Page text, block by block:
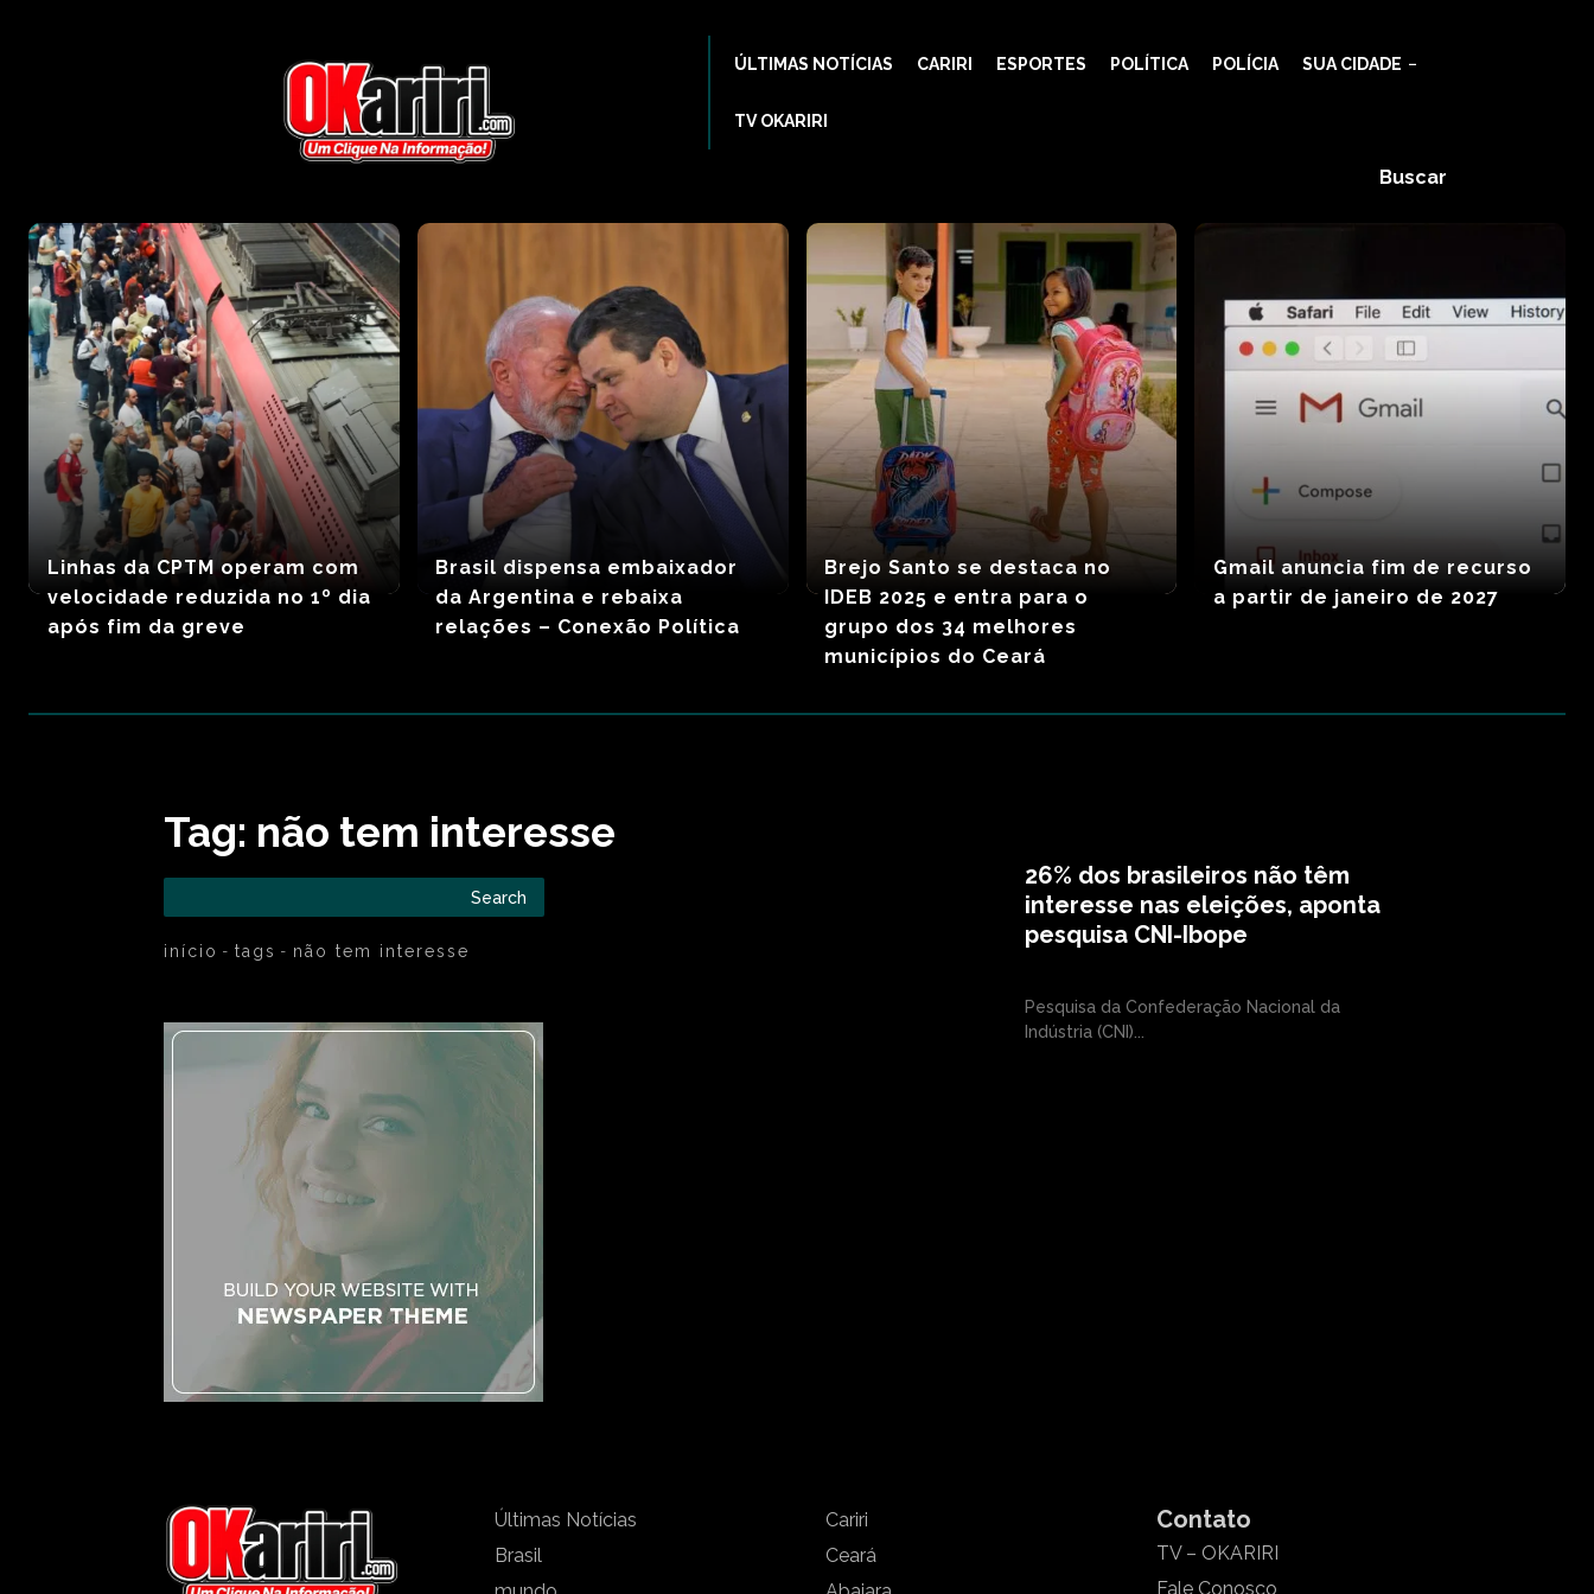
ÚLTIMAS NOTÍCIAS CARIRI ESPORTES POLÍTICA POLÍCIA SUA CIDADE
TV OKARIRI
Buscar
Linhas da CPTM operam com
velocidade reduzida no 1º dia
após fim da greve
Brasil dispensa embaixador
da Argentina e rebaixa
relações – Conexão Política
Brejo Santo se destaca no
IDEB 2025 e entra para o
grupo dos 34 melhores
municípios do Ceará
Gmail anuncia fim de recurso
a partir de janeiro de 2027
Tag: não tem interesse
Search
início tags não tem interesse
26% dos brasileiros não têm
interesse nas eleições, aponta
pesquisa CNI-Ibope
Pesquisa da Confederação Nacional da
Indústria (CNI)...
Últimas Notícias
Brasil
Cariri
Ceará
Contato
TV – OKARIRI
Fale Conosco